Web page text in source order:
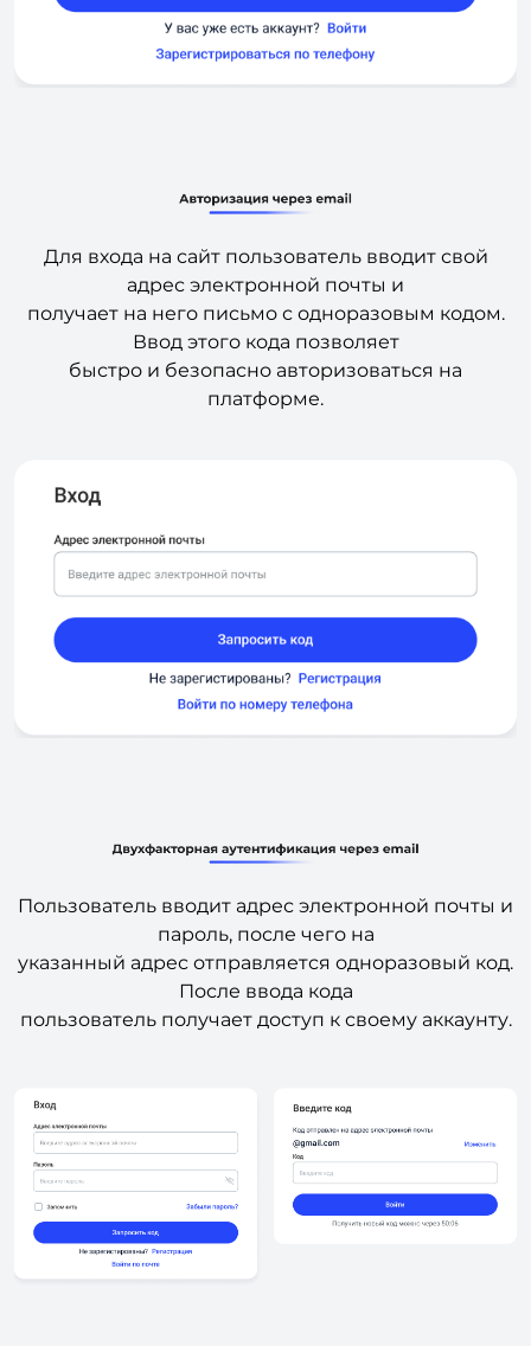
Для входа на сайт пользователь вводит свой
адрес электронной почты и
получает на него письмо с одноразовым кодом.
Ввод этого кода позволяет
быстро и безопасно авторизоваться на
платформе.
Пользователь вводит адрес электронной почты и
пароль, после чего на
указанный адрес отправляется одноразовый код.
После ввода кода
пользователь получает доступ к своему аккаунту.